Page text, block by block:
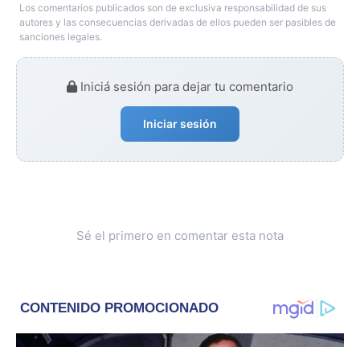
Los comentarios publicados son de exclusiva responsabilidad de sus
autores y las consecuencias derivadas de ellos pueden ser pasibles de
sanciones legales.
Iniciá sesión para dejar tu comentario
Iniciar sesión
Sé el primero en comentar esta nota